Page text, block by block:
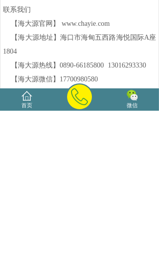
联系我们
【海大源官网】 www.chayie.com
【海大源地址】海口市海甸五西路海悦国际A座
1804
【海大源热线】0890-66185800 13016293330
【海大源微信】17700980580
上一篇： 海口茶艺师培训什么是......
首页 微信